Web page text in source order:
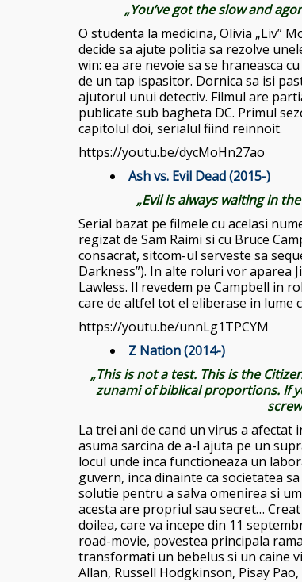
„You’ve got the slow and
O studenta la medicina, Olivia „Liv”
decide sa ajute politia sa rezolve
win: ea are nevoie sa se hraneasca
de un tap ispasitor. Dornica sa isi
ajutorul unui detectiv. Filmul are
publicate sub bagheta DC. Primul
capitolul doi, serialul fiind reinnoit.
https://youtu.be/dycMoHn27ao
Ash vs. Evil Dead (2015-)
„Evil is always waiting in
Serial bazat pe filmele cu acelasi
regizat de Sam Raimi si cu Bruce
consacrat, sitcom-ul serveste sa
Darkness”). In alte roluri vor aparea
Lawless. Il revedem pe Campbell in
care de altfel tot el eliberase in lume
https://youtu.be/unnLg1TPCYM
Z Nation (2014-)
„This is not a test. This is the
zunami of biblical proportions. If
La trei ani de cand un virus a
asuma sarcina de a-l ajuta pe un
locul unde inca functioneaza un
guvern, inca dinainte ca societatea
solutie pentru a salva omenirea si
acesta are propriul sau secret…
doilea, care va incepe din 11
road-movie, povestea principala
transformati un bebelus si un caine
Allan, Russell Hodgkinson, Pisay